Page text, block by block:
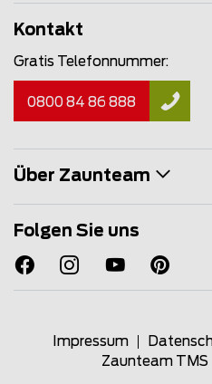
Kontakt
Gratis Telefonnummer:
0800 84 86 888
Über Zaunteam
Folgen Sie uns
Impressum
Zaunteam TMS